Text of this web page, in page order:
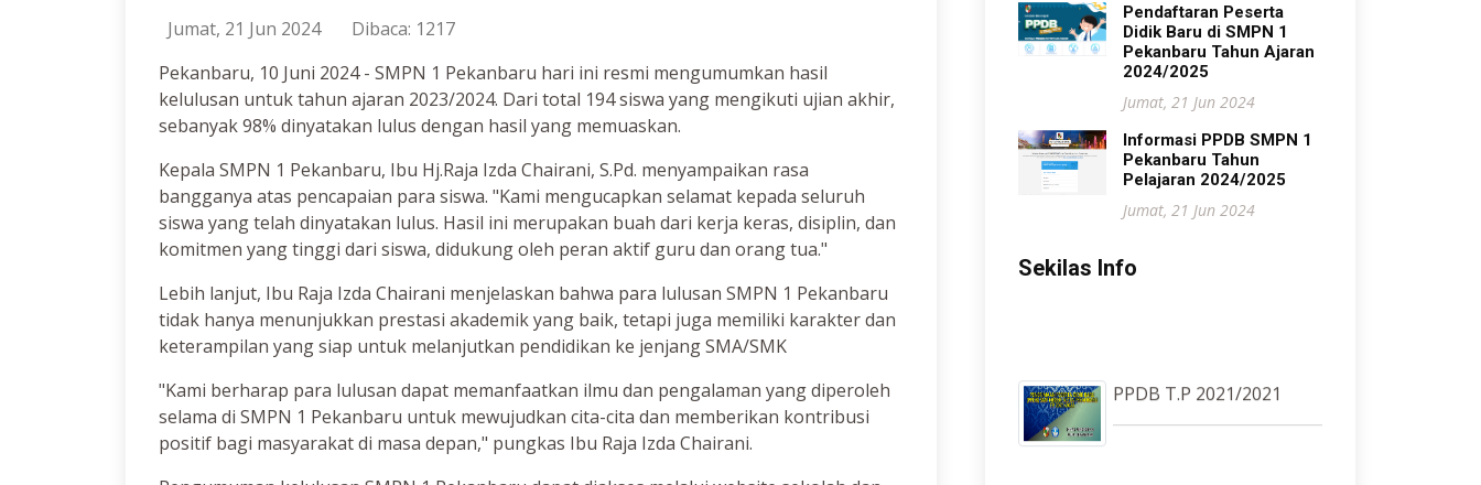
Jumat, 21 Jun 2024
Dibaca: 1217
Pekanbaru, 10 Juni 2024 - SMPN 1 Pekanbaru hari ini resmi mengumumkan hasil
kelulusan untuk tahun ajaran 2023/2024. Dari total 194 siswa yang mengikuti ujian akhir,
sebanyak 98% dinyatakan lulus dengan hasil yang memuaskan.
Kepala SMPN 1 Pekanbaru, Ibu Hj.Raja Izda Chairani, S.Pd. menyampaikan rasa
bangganya atas pencapaian para siswa. "Kami mengucapkan selamat kepada seluruh
siswa yang telah dinyatakan lulus. Hasil ini merupakan buah dari kerja keras, disiplin, dan
komitmen yang tinggi dari siswa, didukung oleh peran aktif guru dan orang tua."
Lebih lanjut, Ibu Raja Izda Chairani menjelaskan bahwa para lulusan SMPN 1 Pekanbaru
tidak hanya menunjukkan prestasi akademik yang baik, tetapi juga memiliki karakter dan
keterampilan yang siap untuk melanjutkan pendidikan ke jenjang SMA/SMK
"Kami berharap para lulusan dapat memanfaatkan ilmu dan pengalaman yang diperoleh
selama di SMPN 1 Pekanbaru untuk mewujudkan cita-cita dan memberikan kontribusi
positif bagi masyarakat di masa depan," pungkas Ibu Raja Izda Chairani.
Pendaftaran Peserta
Didik Baru di SMPN 1
Pekanbaru Tahun Ajaran
2024/2025
Jumat, 21 Jun 2024
Informasi PPDB SMPN 1
Pekanbaru Tahun
Pelajaran 2024/2025
Jumat, 21 Jun 2024
Sekilas Info
PPDB T.P 2021/2021